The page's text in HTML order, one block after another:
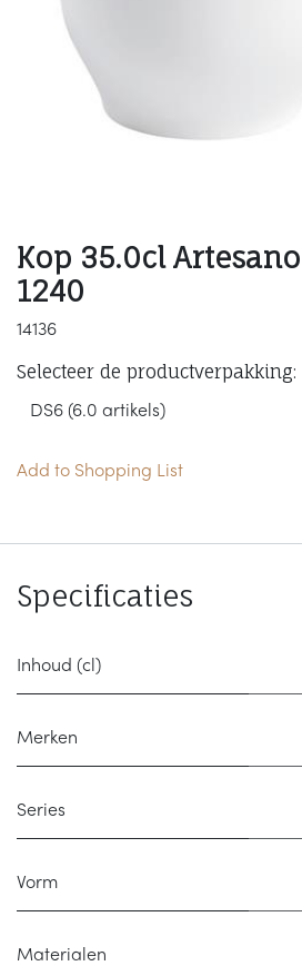
Kop 35.0cl
1240
14136
Selecteer de productverpakking:
Add to Shopping List
Specificaties
Inhoud (cl)
Merken
Series
Vorm
Materialen